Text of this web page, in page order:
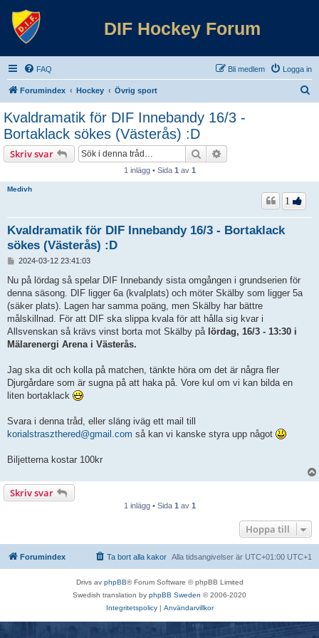
DIF Hockey Forum
FAQ Logga in
Bli medlem
Forumindex Hockey Övrig sport
Kvaldramatik för DIF Innebandy 16/3 -
Bortaklack sökes (Västerås) :D
Skriv svar Sök
1 inlägg • Sida 1 av 1
Medivh
Kvaldramatik för DIF Innebandy 16/3 - Bortaklack
sökes (Västerås) :D
1
g
g
2024-03-12 23:41:03
Nu på lördag så spelar DIF Innebandy sista omgången i grundserien för
denna säsong. DIF ligger 6a (kvalplats) och möter Skälby som ligger 5a
(säker plats). Lagen har samma poäng, men Skälby har bättre
målskillnad. För att DIF ska slippa kvala för att hålla sig kvar i
Allsvenskan så krävs vinst borta mot Skälby på lördag, 16/3 - 13:30 i
Mälarenergi Arena i Västerås.
Jag ska dit och kolla på matchen, tänkte höra om det är några fler
Djurgårdare som är sugna på att haka på. Vore kul om vi kan bilda en
liten bortaklack
Svara i denna tråd, eller släng iväg ett mail till
korialstraszthered@gmail.com så kan vi kanske styra upp något
Biljetterna kostar 100kr
Skriv svar
1 inlägg • Sida 1 av 1
Hoppa till
Forumindex Alla tidsangivelser är UTC+01:00 UTC+1
Ta bort alla kakor
Drivs av phpBB® Forum Software © phpBB Limited
Swedish translation by phpBB Sweden © 2006-2020
Integritetspolicy| Användarvillkor